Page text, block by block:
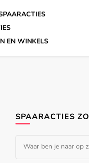
EN WINKELS
SPAARACTIES
Op
zoek